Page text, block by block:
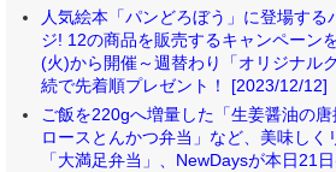
人気絵本「パンどろぼう」に登場する
ジ! 12の商品を販売するキャンペーン
(火)から開催～週替わり「オリジナル
続で先着順プレゼント！ [2023/12/12]
ご飯を220gへ増量した「生姜醤油の
ロースとんかつ弁当」など、美味しく
「大満足弁当」、NewDaysが本日21